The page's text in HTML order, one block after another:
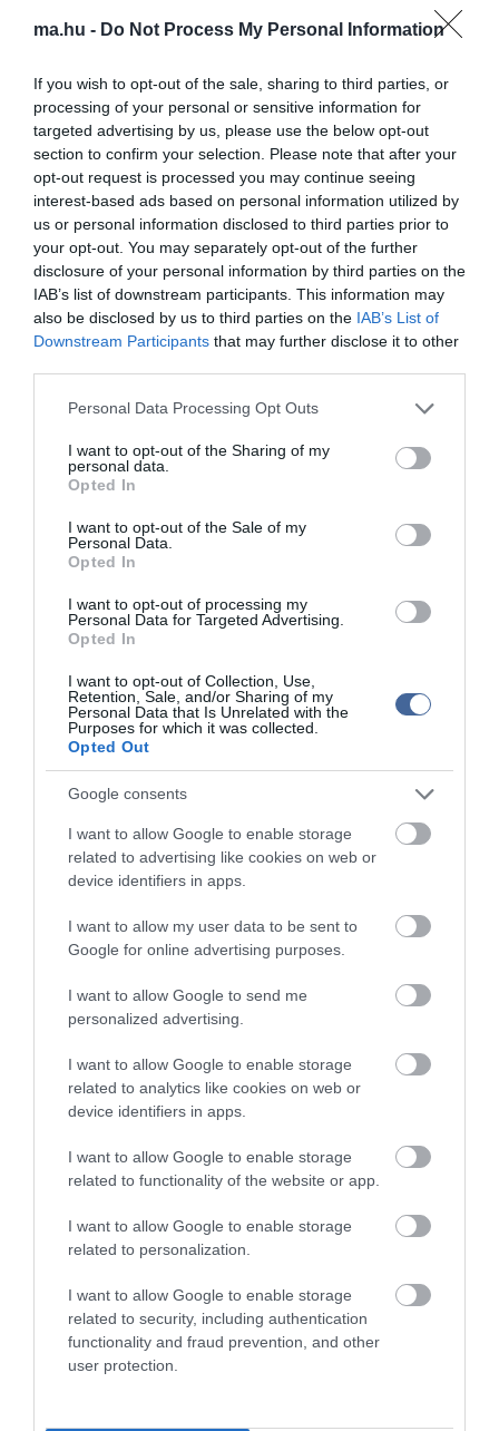
ma.hu - Do Not Process My Personal Information
If you wish to opt-out of the sale, sharing to third parties, or
processing of your personal or sensitive information for
targeted advertising by us, please use the below opt-out
section to confirm your selection. Please note that after your
opt-out request is processed you may continue seeing
interest-based ads based on personal information utilized by
us or personal information disclosed to third parties prior to
your opt-out. You may separately opt-out of the further
disclosure of your personal information by third parties on the
IAB’s list of downstream participants. This information may
also be disclosed by us to third parties on the IAB’s List of
Downstream Participants that may further disclose it to other
Please note that this website/app uses one or more Google
not limited to your visit or usage behaviour. You may click to
grant or deny consent to Google and its third-party tags to
use your data for below specified purposes in below Google
consent section.
Personal Data Processing Opt Outs
I want to opt-out of the Sharing of my
personal data.
Opted In
I want to opt-out of the Sale of my
Personal Data.
Opted In
I want to opt-out of processing my
Personal Data for Targeted Advertising.
Opted In
I want to opt-out of Collection, Use,
Retention, Sale, and/or Sharing of my
Personal Data that Is Unrelated with the
Purposes for which it was collected.
Opted Out
Google consents
I want to allow Google to enable storage
related to advertising like cookies on web or
device identifiers in apps.
I want to allow my user data to be sent to
Google for online advertising purposes.
I want to allow Google to send me
personalized advertising.
I want to allow Google to enable storage
related to analytics like cookies on web or
device identifiers in apps.
I want to allow Google to enable storage
related to functionality of the website or app.
I want to allow Google to enable storage
related to personalization.
I want to allow Google to enable storage
related to security, including authentication
functionality and fraud prevention, and other
user protection.
jelről” beszélt. A biztonságnak kell az első helyen állnia és minden
eszközt ismét tesztelnének, mielőtt piacra vinnék őket.
Lo Kok-keung, a Honkongi Műszaki Egyetem szakértője úgy
nyilatkozott a South China Morning Postnak, hogy egy teljesen
feltöltött lítium akkumulátor felrobbanhat egy súlyos autóbaleset
esetén. „A baleset rövidzárlatot okozhat, ami túlhevíti az
akkumulátort és másodpercek alatt felrobbanhat” – mondta a
mérnök. Ez az elektromos autók jelentős rejtett veszélye, mely a
benzines járműveknél nem létezik.
A kormánytervek "lengéscsillapítása"
A szerencsétlenség csillapíthatja a kínai kormány nagyratörő
terveit, azaz hogy masszív elektromos közlekedést építsenek ki.
Azért, hogy a vita kihatásait korlátozzák, az államilag ellenőrzött
médiákat a dél-kínai Guangdong tartományban arra utasították,
a tartományi hatóságoktól”- mondta egy újságíró a lapnak.
Shenzhenben, a BYD székhelyén a Caixin adatai szerint kerek 300
elektromos, vagy hibrid üzemű jármű fut. Ebben az évben 2000
elektromos busznak és taxinak kellene még tovább növelnie ezt a
tesztfolyamatait a technológia gyors fejlesztése miatt nem lehet
tartani.
Egy Daimler szóvivő Stuttgartban azt mondta, hogy az eset nincs
kihatással a BYD-vel közös vegyesvállalatra.
Kapcsolódó írások:
Elektromos autókat töltő oszlopokat adtak át Budapesten
Képpel: elektromos autóval ver rá a benzinárra a magyar zseni
Elektromos autók: tankoljunk "érzésre"
network nézeteit tükrözik. A szerkesztőség mindössze a hírek
publikációjával foglalkozik, a kommenteket nem tudja befolyásolni
Kérjük, kulturáltan, mások személyiségi jogainak és jó hírnevének
tiszteletben tartásával kommenteljenek!
ma.hu legfrissebb hírei:
Nagy erőkkel keresik a szomjazó gólyát megmentő
Árpádot
Magyar Péter: átfogó energiafejlesztési tervet fogadott el a
kormány